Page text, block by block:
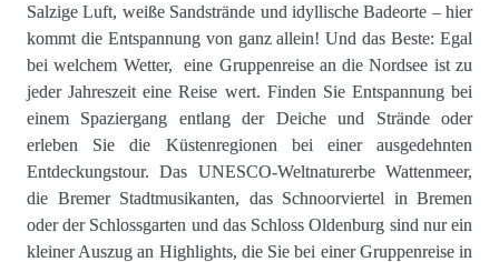
Salzige Luft, weiße Sandstrände und idyllische Badeorte – hier
kommt die Entspannung von ganz allein! Und das Beste: Egal
bei welchem Wetter,  eine Gruppenreise an die Nordsee ist zu
jeder Jahreszeit eine Reise wert. Finden Sie Entspannung bei
einem Spaziergang entlang der Deiche und Strände oder
erleben Sie die Küstenregionen bei einer ausgedehnten
Entdeckungstour. Das UNESCO-Weltnaturerbe Wattenmeer,
die Bremer Stadtmusikanten, das Schnoorviertel in Bremen
oder der Schlossgarten und das Schloss Oldenburg sind nur ein
kleiner Auszug an Highlights, die Sie bei einer Gruppenreise in